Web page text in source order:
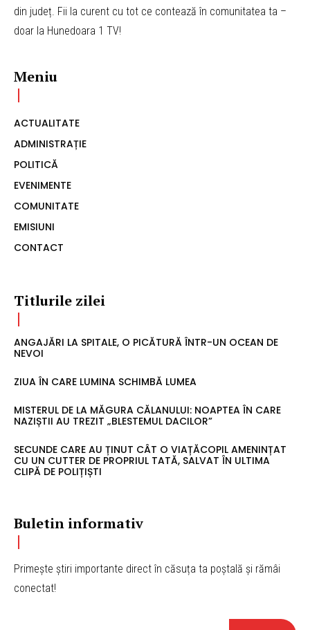
din județ. Fii la curent cu tot ce contează în comunitatea ta –
doar la Hunedoara 1 TV!
Meniu
ACTUALITATE
ADMINISTRAȚIE
POLITICĂ
EVENIMENTE
COMUNITATE
EMISIUNI
CONTACT
Titlurile zilei
ANGAJĂRI LA SPITALE, O PICĂTURĂ ÎNTR-UN OCEAN DE
NEVOI
ZIUA ÎN CARE LUMINA SCHIMBĂ LUMEA
MISTERUL DE LA MĂGURA CĂLANULUI: NOAPTEA ÎN CARE
NAZIȘTII AU TREZIT „BLESTEMUL DACILOR”
SECUNDE CARE AU ȚINUT CÂT O VIAȚĂCOPIL AMENINȚAT
CU UN CUTTER DE PROPRIUL TATĂ, SALVAT ÎN ULTIMA
CLIPĂ DE POLIȚIȘTI
Buletin informativ
Primește știri importante direct în căsuța ta poștală și rămâi
conectat!